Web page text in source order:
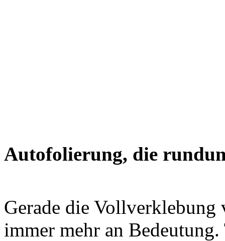
Autofolierung, die
Gerade die Vollverklebung
immer mehr an